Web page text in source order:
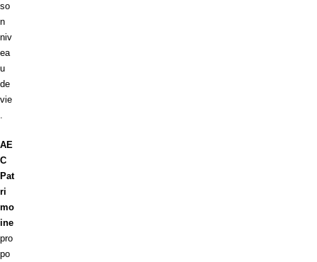
so
n
niv
ea
u
de
vie
.
AE
C
Pat
ri
mo
ine
pro
po